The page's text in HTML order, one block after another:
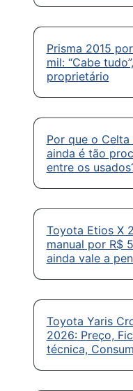
Prisma 2015
mil: “Cabe
proprietário
Por que o Celta
ainda é tão
entre os
Toyota Etios X
manual por R$
ainda vale a
Toyota Yaris
2026: Preço,
técnica,